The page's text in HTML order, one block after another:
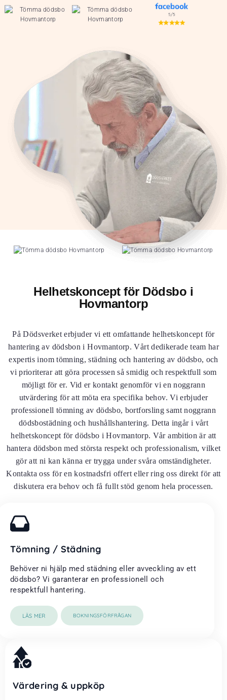
Helhetskoncept för Dödsbo i
Hovmantorp
På Dödsverket erbjuder vi ett omfattande helhetskoncept för
hantering av dödsbon i Hovmantorp. Vårt dedikerade team har
expertis inom tömning, städning och hantering av dödsbo, och
vi prioriterar att göra processen så smidig och respektfull som
möjligt för er. Vid er kontakt genomför vi en noggrann
utvärdering för att möta era specifika behov. Vi erbjuder
professionell tömning av dödsbo, bortforsling samt noggrann
dödsbostädning och hushållshantering. Detta ingår i vårt
helhetskoncept för dödsbo i Hovmantorp. Vår ambition är att
hantera dödsbon med största respekt och professionalism, vilket
gör att ni kan känna er trygga under svåra omständigheter.
Kontakta oss för en kostnadsfri offert eller ring oss direkt för att
diskutera era behov och få fullt stöd genom hela processen.
Tömning / Städning
Behöver ni hjälp med städning eller avveckling av ett
dödsbo? Vi garanterar en professionell och
respektfull hantering.
LÄS MER BOKNINGSFÖRFRÅGAN
Värdering & uppköp